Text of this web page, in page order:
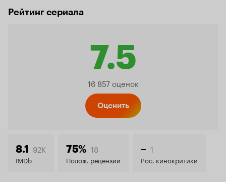
Рейтинг сериала
7.5
Рейтинг
7.5
16 857 оценок
Оценить
8.1 92K
IMDb
75% 18
Полож. рецензии
– 1
Рос. кинокритики